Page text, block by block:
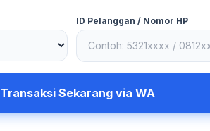
ID Pelanggan / Nomor HP
Transaksi Sekarang via WA